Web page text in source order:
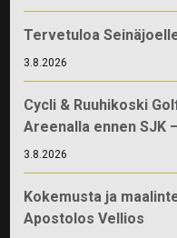
Tervetuloa
3.8.2026
Cycli & Ruuhikoski
Areenalla ennen SJK
3.8.2026
Kokemusta ja
Apostolos Vellios